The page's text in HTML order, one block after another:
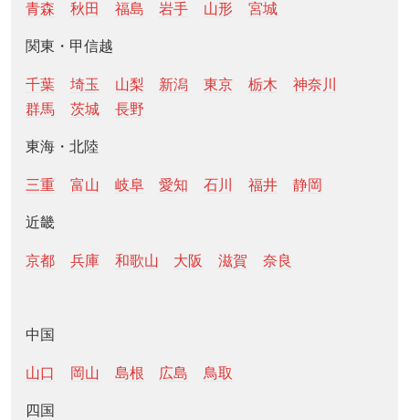
青森 秋田 福島 岩手 山形 宮城
関東・甲信越
千葉 埼玉 山梨 新潟 東京 栃木
神奈川
群馬
茨城 長野
東海・北陸
三重 富山 岐阜 愛知 石川 福井 静岡
近畿
京都 兵庫 和歌山 大阪 滋賀 奈良
中国
山口 岡山 島根 広島 鳥取
四国